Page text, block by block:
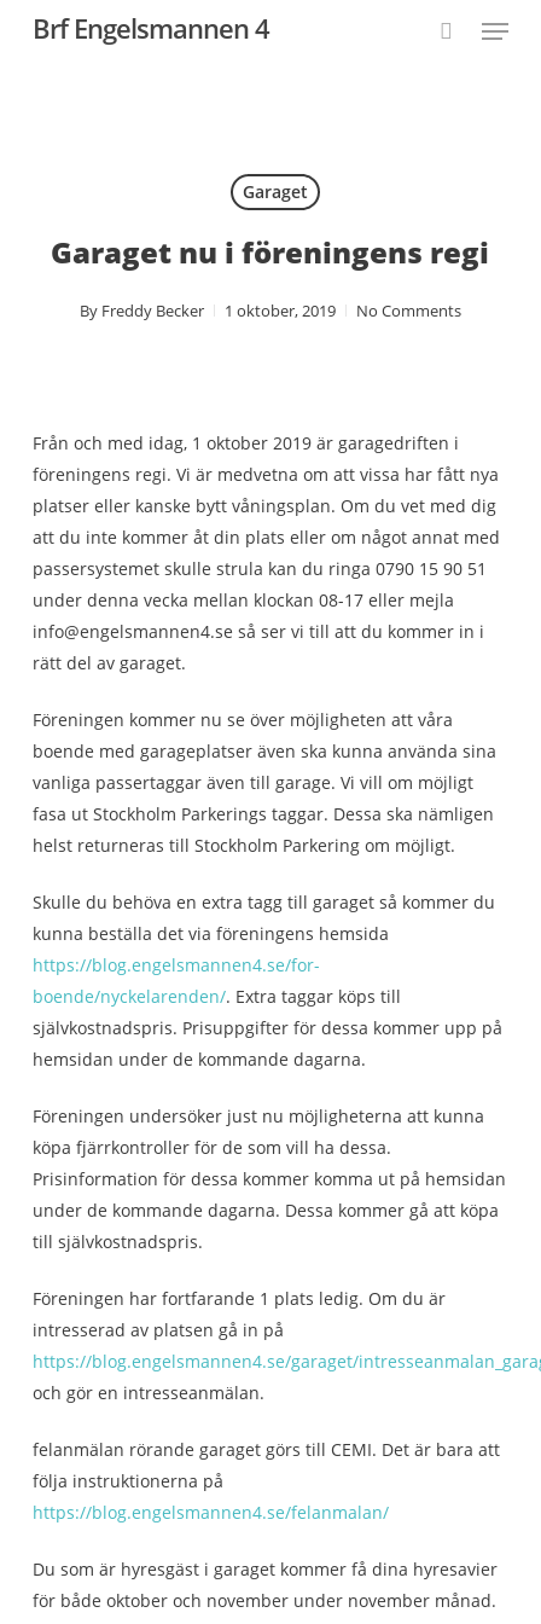
Brf Engelsmannen 4 Menu
Garaget
Garaget nu i föreningens regi
By Freddy Becker 1 oktober, 2019 No Comments
Från och med idag, 1 oktober 2019 är garagedriften i
föreningens regi. Vi är medvetna om att vissa har fått nya
platser eller kanske bytt våningsplan. Om du vet med dig
att du inte kommer åt din plats eller om något annat med
passersystemet skulle strula kan du ringa 0790 15 90 51
under denna vecka mellan klockan 08-17 eller mejla
info@engelsmannen4.se så ser vi till att du kommer in i
rätt del av garaget.
Föreningen kommer nu se över möjligheten att våra
boende med garageplatser även ska kunna använda sina
vanliga passertaggar även till garage. Vi vill om möjligt
fasa ut Stockholm Parkerings taggar. Dessa ska nämligen
helst returneras till Stockholm Parkering om möjligt.
Skulle du behöva en extra tagg till garaget så kommer du
kunna beställa det via föreningens hemsida
https://blog.engelsmannen4.se/for-
boende/nyckelarenden/. Extra taggar köps till
självkostnadspris. Prisuppgifter för dessa kommer upp på
hemsidan under de kommande dagarna.
Föreningen undersöker just nu möjligheterna att kunna
köpa fjärrkontroller för de som vill ha dessa.
Prisinformation för dessa kommer komma ut på hemsidan
under de kommande dagarna. Dessa kommer gå att köpa
till självkostnadspris.
Föreningen har fortfarande 1 plats ledig. Om du är
intresserad av platsen gå in på
https://blog.engelsmannen4.se/garaget/
och gör en intresseanmälan.
felanmälan rörande garaget görs till CEMI. Det är bara att
följa instruktionerna på
https://blog.engelsmannen4.se/felanmalan/
Du som är hyresgäst i garaget kommer få dina hyresavier
för både oktober och november under november månad.